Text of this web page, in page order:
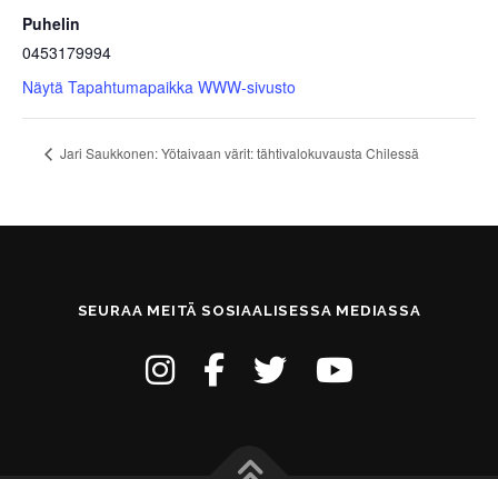
Puhelin
0453179994
Näytä Tapahtumapaikka WWW-sivusto
Jari Saukkonen: Yötaivaan värit: tähtivalokuvausta Chilessä
SEURAA MEITÄ SOSIAALISESSA MEDIASSA